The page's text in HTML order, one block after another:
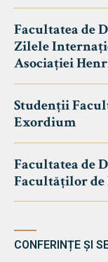
Facultatea de
Zilele
Asociației
Studenții
Exordium
Facultatea de
Facultăților de
CONFERINȚE ȘI